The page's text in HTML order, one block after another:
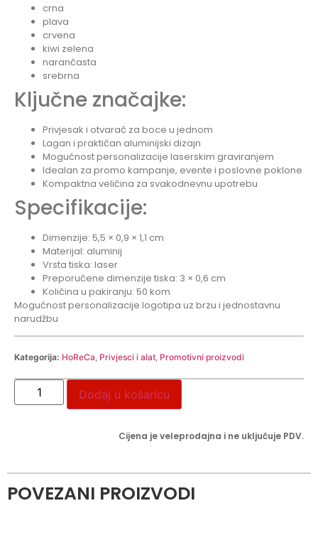
crna
plava
crvena
kiwi zelena
narančasta
srebrna
Ključne značajke:
Privjesak i otvarač za boce u jednom
Lagan i praktičan aluminijski dizajn
Mogućnost personalizacije laserskim graviranjem
Idealan za promo kampanje, evente i poslovne poklone
Kompaktna veličina za svakodnevnu upotrebu
Specifikacije:
Dimenzije: 5,5 × 0,9 × 1,1 cm
Materijal: aluminij
Vrsta tiska: laser
Preporučene dimenzije tiska: 3 × 0,6 cm
Količina u pakiranju: 50 kom
Mogućnost personalizacije logotipa uz brzu i jednostavnu
narudžbu
Kategorija: HoReCa Privjesci i alat Promotivni proizvodi
Dodaj u košaricu
Cijena je veleprodajna i ne uključuje PDV.
POVEZANI PROIZVODI